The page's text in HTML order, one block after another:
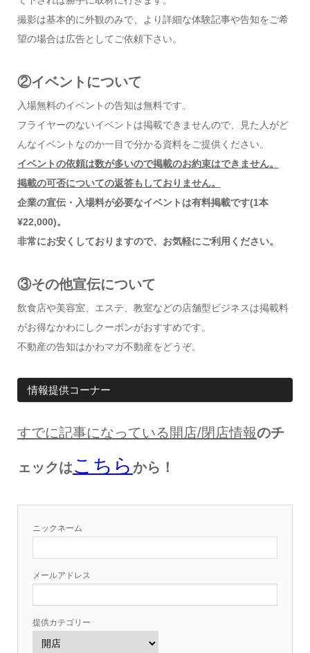
撮影は基本的に外観のみで、より詳細な体験記事や告知をご希
望の場合は広告としてご依頼下さい。
②イベントについて
入場無料のイベントの告知は無料です。
フライヤーのないイベントは掲載できませんので、見た人がど
んなイベントなのか一目で分かる資料をご提供ください。
イベントの依頼は数が多いので掲載のお約束はできません。
掲載の可否についての返答もしておりません。
企業の宣伝・入場料が必要なイベントは有料掲載です(1本
¥22,000)。
非常にお安くしておりますので、お気軽にご利用ください。
③その他宣伝について
飲食店や美容室、エステ、教室などの店舗型ビジネスは掲載料
がお得なかわにしクーポンがおすすめです。
不動産の告知はかわマガ不動産をどうぞ。
情報提供コーナー
すでに記事になっている開店/閉店情報のチ
ェックはこちら から！
ニックネーム
メールアドレス
提供カテゴリー